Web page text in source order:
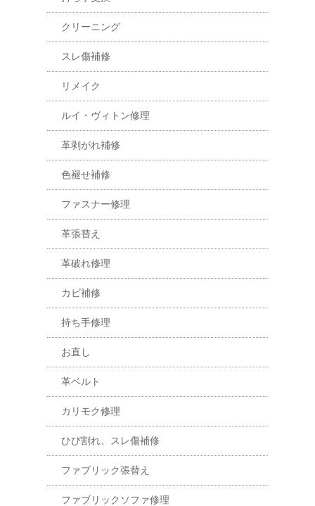
クリーニング
スレ傷補修
リメイク
ルイ・ヴィトン修理
革剥がれ補修
色褪せ補修
ファスナー修理
革張替え
革破れ修理
カビ補修
持ち手修理
お直し
革ベルト
カリモク修理
ひび割れ、スレ傷補修
ファブリック張替え
ファブリックソファ修理